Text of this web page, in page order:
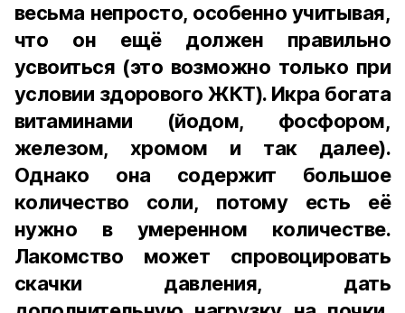
весьма непросто, особенно учитывая,
что он ещё должен правильно
усвоиться (это возможно только при
условии здорового ЖКТ). Икра богата
витаминами (йодом, фосфором,
железом, хромом и так далее).
Однако она содержит большое
количество соли, потому есть её
нужно в умеренном количестве.
Лакомство может спровоцировать
скачки давления, дать